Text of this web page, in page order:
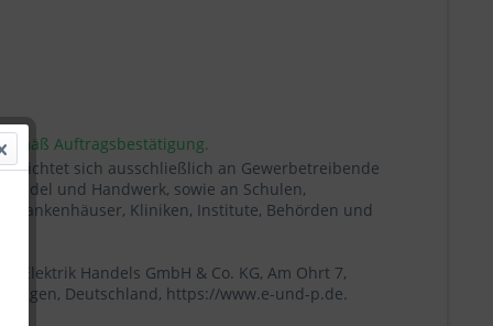
Auftragsbestätigung.
richtet sich ausschließlich an Gewerbetreibende
und Handwerk, sowie an Schulen,
Krankenhäuser, Kliniken, Institute, Behörden und
Elektrik Handels GmbH & Co. KG, Am Ohrt 7,
Höingen, Deutschland, https://www.e-und-p.de.